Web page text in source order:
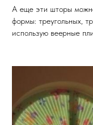
А еще эти шторы
формы: треугольных,
использую веерные